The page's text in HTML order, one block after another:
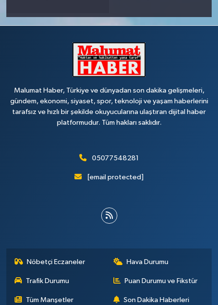
Malumat Haber, Türkiye ve dünyadan son dakika gelişmeleri,
gündem, ekonomi, siyaset, spor, teknoloji ve yaşam haberlerini
tarafsız ve hızlı bir şekilde okuyucularına ulaştıran dijital haber
platformudur. Tüm hakları saklıdır.
05077548281
[email protected]
Nöbetçi Eczaneler Hava Durumu
Trafik Durumu Puan Durumu ve Fikstür
Tüm Manşetler Son Dakika Haberleri